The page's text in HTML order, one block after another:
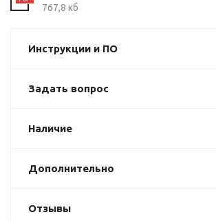
767,8 кб
Инструкции и ПО
Задать вопрос
Наличие
Дополнительно
Отзывы